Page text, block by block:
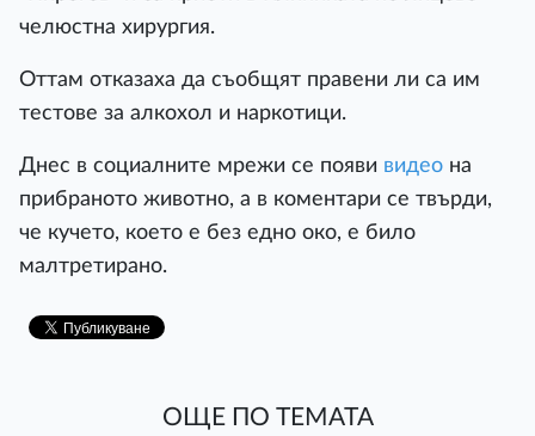
челюстна хирургия.
Оттам отказаха да съобщят правени ли са им
тестове за алкохол и наркотици.
Днес в социалните мрежи се появи видео на
прибраното животно, а в коментари се твърди,
че кучето, което е без едно око, е било
малтретирано.
ОЩЕ ПО ТЕМАТА